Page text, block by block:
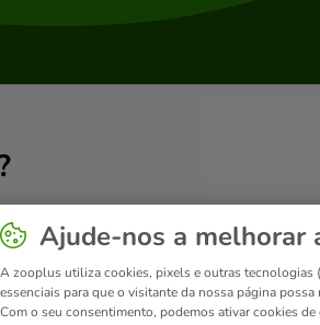
Ajude-nos a melhorar
A zooplus utiliza cookies, pixels e outras tecnologias
essenciais para que o visitante da nossa página
Com o seu consentimento, podemos ativar cookies